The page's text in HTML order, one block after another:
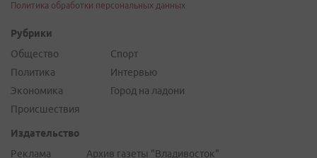
Политика обработки персональных данных
Рубрики
Общество
Политика
Экономика
Происшествия
Спорт
Интервью
Город на ладони
Издательство
Реклама
Архив газеты "Владивосток"